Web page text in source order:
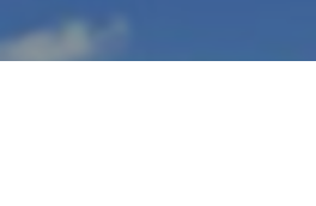
（誤嚥性肺炎予防）